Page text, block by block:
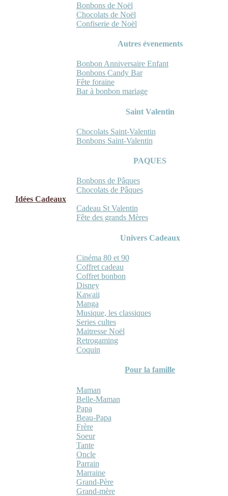
Bonbons de Noël
Chocolats de Noël
Confiserie de Noël
Autres évenements
Bonbon Anniversaire Enfant
Bonbons Candy Bar
Fête foraine
Bar à bonbon mariage
Saint Valentin
Chocolats Saint-Valentin
Bonbons Saint-Valentin
PAQUES
Bonbons de Pâques
Chocolats de Pâques
Idées Cadeaux
Cadeau St Valentin
Fête des grands Mères
Univers Cadeaux
Cinéma 80 et 90
Coffret cadeau
Coffret bonbon
Disney
Kawaii
Manga
Musique, les classiques
Series cultes
Maitresse Noël
Retrogaming
Coquin
Pour la famille
Maman
Belle-Maman
Papa
Beau-Papa
Frère
Soeur
Tante
Oncle
Parrain
Marraine
Grand-Père
Grand-mère